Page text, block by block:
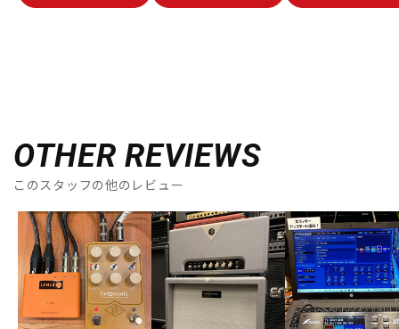
OTHER REVIEWS
このスタッフの他のレビュー